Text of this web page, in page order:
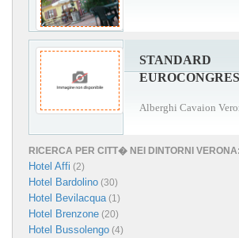
STANDARD
Alberghi Cavaion
RICERCA PER CITT� NEI DINTORNI VERONA:
Hotel Affi (2)
Hotel Bardolino (30)
Hotel Bevilacqua(1)
Hotel Brenzone (20)
Hotel Bussolengo (4)